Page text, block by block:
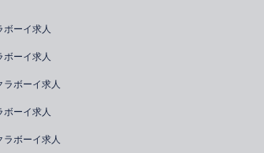
ボーイ求人
ボーイ求人
ラボーイ求人
ボーイ求人
ラボーイ求人